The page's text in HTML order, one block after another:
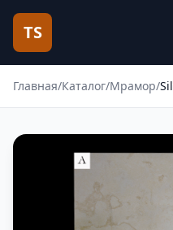
TS
Главная/Каталог/Мрамор/